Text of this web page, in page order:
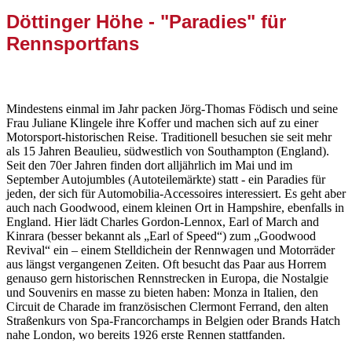
Döttinger Höhe - "Paradies" für
Rennsportfans
Mindestens einmal im Jahr packen Jörg-Thomas Födisch und seine
Frau Juliane Klingele ihre Koffer und machen sich auf zu einer
Motorsport-historischen Reise. Traditionell besuchen sie seit mehr
als 15 Jahren Beaulieu, südwestlich von Southampton (England).
Seit den 70er Jahren finden dort alljährlich im Mai und im
September Autojumbles (Autoteilemärkte) statt - ein Paradies für
jeden, der sich für Automobilia-Accessoires interessiert. Es geht aber
auch nach Goodwood, einem kleinen Ort in Hampshire, ebenfalls in
England. Hier lädt Charles Gordon-Lennox, Earl of March and
Kinrara (besser bekannt als „Earl of Speed“) zum „Goodwood
Revival“ ein – einem Stelldichein der Rennwagen und Motorräder
aus längst vergangenen Zeiten. Oft besucht das Paar aus Horrem
genauso gern historischen Rennstrecken in Europa, die Nostalgie
und Souvenirs en masse zu bieten haben: Monza in Italien, den
Circuit de Charade im französischen Clermont Ferrand, den alten
Straßenkurs von Spa-Francorchamps in Belgien oder Brands Hatch
nahe London, wo bereits 1926 erste Rennen stattfanden.